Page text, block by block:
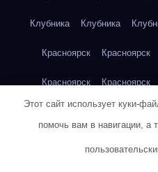
Клубника Клубника
Красноярск Красноярск
Красноярск Красноярск
Красноярск
Этот сайт использует куки-
помочь вам в навигации, а